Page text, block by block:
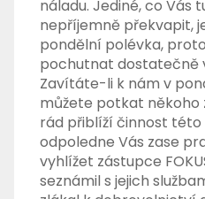
náladu. Jediné, co Vás
nepříjemně překvapit,
pondělní polévka,
pochutnat dostatečně
Zavítáte-li k nám v
můžete potkat někoho
rád přiblíží činnost této
odpoledne Vás zase
vyhlížet zástupce
seznámil s jejich